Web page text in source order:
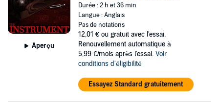
Aperçu
Durée : 2 h et 36 min
Langue : Anglais
Pas de notations
12,01 € ou gratuit avec l'essai.
Renouvellement automatique à
5,99 €/mois après l'essai. Voir
conditions d'éligibilité
Essayez Standard gratuitement